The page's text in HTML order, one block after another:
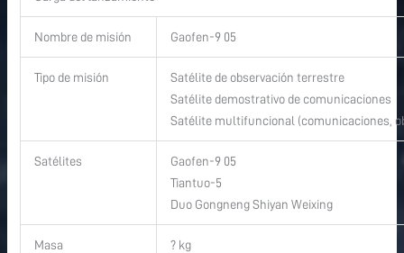
Nombre de misión Gaofen-9 05
Tipo de misión
Satélite de observación terrestre
Satélite demostrativo de comunicaciones
Satélite multifuncional (comunicaciones,
Satélites
Gaofen-9 05
Tiantuo-5
Duo Gongneng Shiyan Weixing
Masa
? kg